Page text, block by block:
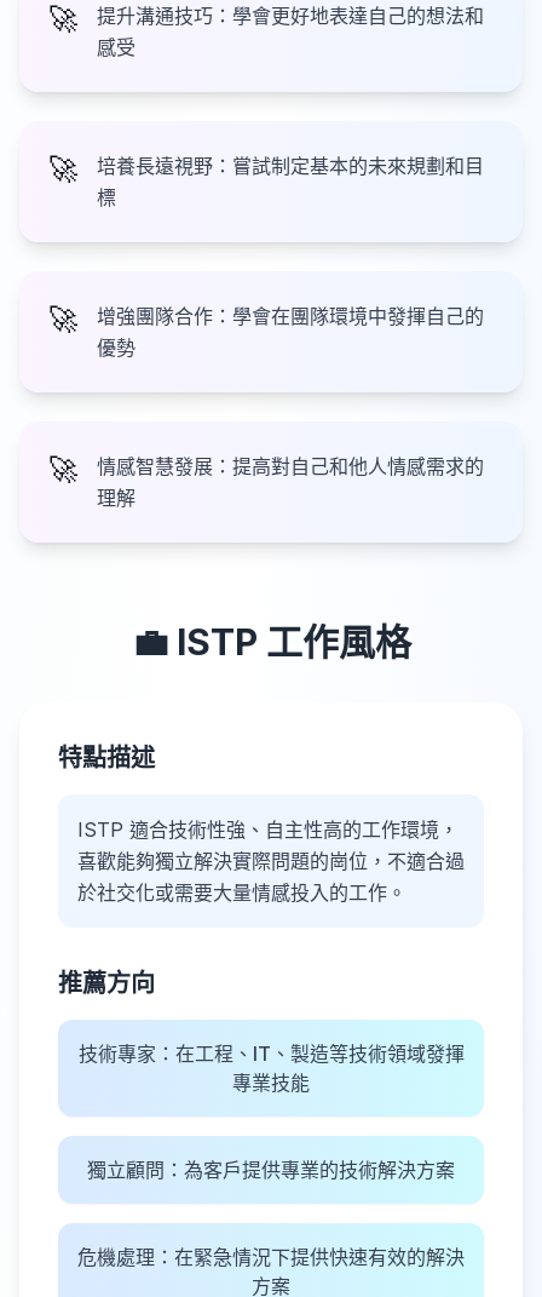
🚀
提升溝通技巧：學會更好地表達自己的想法和
感受
🚀
培養長遠視野：嘗試制定基本的未來規劃和目
標
🚀
增強團隊合作：學會在團隊環境中發揮自己的
優勢
🚀
情感智慧發展：提高對自己和他人情感需求的
理解
💼 ISTP 工作風格
特點描述
ISTP 適合技術性強、自主性高的工作環境，
喜歡能夠獨立解決實際問題的崗位，不適合過
於社交化或需要大量情感投入的工作。
推薦方向
技術專家：在工程、IT、製造等技術領域發揮
專業技能
獨立顧問：為客戶提供專業的技術解決方案
危機處理：在緊急情況下提供快速有效的解決
方案